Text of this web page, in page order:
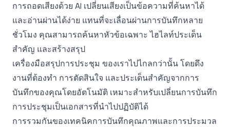
การถอดเสียงด้วย AI เปลี่ยนเสียงเป็นข้อความที่ค้นหาได้
และอ่านผ่านได้ง่าย แทนที่จะเลื่อนผ่านการบันทึกหลาย
ชั่วโมง คุณสามารถค้นหาหัวข้อเฉพาะ ไฮไลท์ประเด็น
สำคัญ และสร้างสรุป
เครื่องมือสรุปการประชุม ของเราไปไกลกว่านั้น โดยดึง
งานที่ต้องทำ การตัดสินใจ และประเด็นสำคัญจากการ
บันทึกของคุณโดยอัตโนมัติ เหมาะสำหรับเปลี่ยนการบันทึก
การประชุมเป็นเอกสารที่นำไปปฏิบัติได้
การรวมกันของเทคนิคการบันทึกคุณภาพและการประมวล